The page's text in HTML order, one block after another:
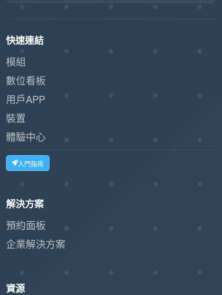
快速連結
模組
數位看板
用戶APP
裝置
體驗中心
入門指南
解決方案
預約面板
企業解決方案
資源